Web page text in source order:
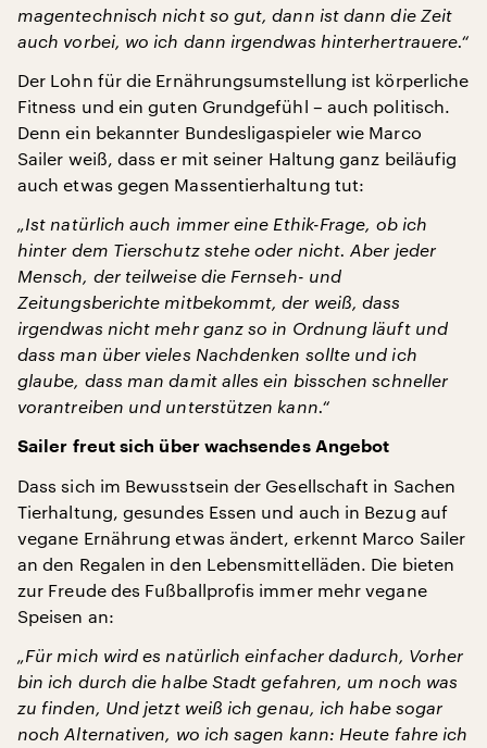
magentechnisch nicht so gut, dann ist dann die Zeit
auch vorbei, wo ich dann irgendwas hinterhertrauere.“
Der Lohn für die Ernährungsumstellung ist körperliche
Fitness und ein guten Grundgefühl – auch politisch.
Denn ein bekannter Bundesligaspieler wie Marco
Sailer weiß, dass er mit seiner Haltung ganz beiläufig
auch etwas gegen Massentierhaltung tut:
„Ist natürlich auch immer eine Ethik-Frage, ob ich
hinter dem Tierschutz stehe oder nicht. Aber jeder
Mensch, der teilweise die Fernseh- und
Zeitungsberichte mitbekommt, der weiß, dass
irgendwas nicht mehr ganz so in Ordnung läuft und
dass man über vieles Nachdenken sollte und ich
glaube, dass man damit alles ein bisschen schneller
vorantreiben und unterstützen kann.“
Sailer freut sich über wachsendes Angebot
Dass sich im Bewusstsein der Gesellschaft in Sachen
Tierhaltung, gesundes Essen und auch in Bezug auf
vegane Ernährung etwas ändert, erkennt Marco Sailer
an den Regalen in den Lebensmittelläden. Die bieten
zur Freude des Fußballprofis immer mehr vegane
Speisen an:
„Für mich wird es natürlich einfacher dadurch, Vorher
bin ich durch die halbe Stadt gefahren, um noch was
zu finden, Und jetzt weiß ich genau, ich habe sogar
noch Alternativen, wo ich sagen kann: Heute fahre ich